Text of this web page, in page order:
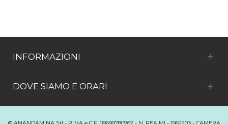
INFORMAZIONI
DOVE SIAMO E ORARI